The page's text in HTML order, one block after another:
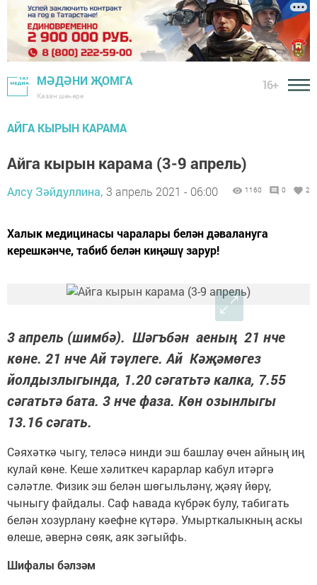
МӘДӘНИ ҖОМГА
Казан шәһәре
16+
АЙГА КЫРЫН КАРАМА
Айга кырын карама (3-9 апрель)
Алсу Зәйдуллина, 3 апрель 2021 - 06:00 1160 0 2
Халык медицинасы чаралары белән дәвалануга
керешкәнче, табиб белән киңәшү зарур!
3 апрель (шимбә). Шәгъбән аеның 21 нче
көне. 21 нче Ай тәүлеге. Ай Кәҗәмөгез
йолдызлыгында, 1.20 сәгатьтә калка, 7.55
сәгатьтә бата. 3 нче фаза. Көн озынлыгы
13.16 сәгать.
Сәяхәткә чыгу, теләсә нинди эш башлау өчен айның иң
кулай көне. Кеше хәлиткеч карарлар кабул итәргә
сәләтле. Физик эш белән шөгыльләнү, җәяү йөрү,
чыныгу файдалы. Саф һавада күбрәк булу, табигать
белән хозурлану кәефне күтәрә. Умырткалыкның аскы
өлеше, әвернә сөяк, аяк зәгыйфь.
Шифалы бәлзәм